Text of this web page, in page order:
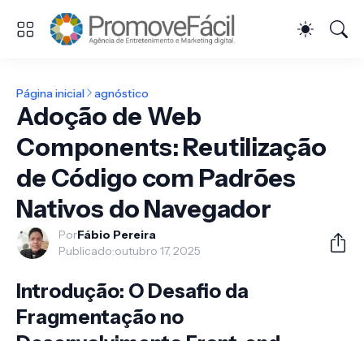
Página inicial agnóstico
Adoção de Web
Components: Reutilização
de Código com Padrões
Nativos do Navegador
PorFábio Pereira
Publicado:outubro 17, 2025
Introdução: O Desafio da
Fragmentação no